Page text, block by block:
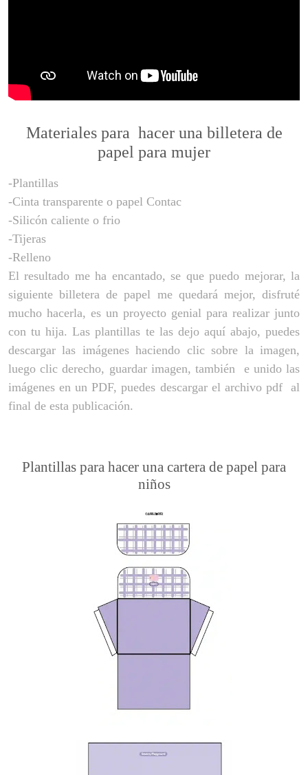
Materiales para hacer una billetera de
papel para mujer
-Plantillas
-Cinta transparente o papel Contac
-Silicón caliente o frio
-Tijeras
-Relleno
El resultado me ha encantado, se que puedo mejorar, la
siguiente billetera de papel me quedará mejor, disfruté
mucho hacerla, es un proyecto genial para realizar junto
con tu hija. Las plantillas te las dejo aquí abajo, puedes
descargar las imágenes haciendo clic sobre la imagen,
luego clic derecho, guardar imagen, también e unido las
imágenes en un PDF, puedes descargar el archivo pdf al
final de esta publicación.
Plantillas para hacer una cartera de papel para
niños